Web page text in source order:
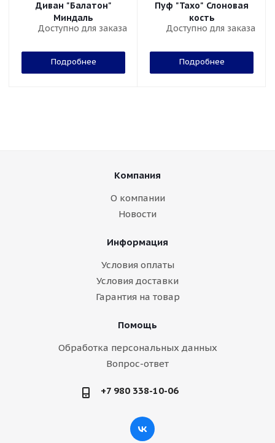
Диван "Балатон"
Миндаль
Доступно для заказа
Подробнее
Пуф "Тахо" Слоновая
кость
Доступно для заказа
Подробнее
Компания
О компании
Новости
Информация
Условия оплаты
Условия доставки
Гарантия на товар
Помощь
Обработка персональных данных
Вопрос-ответ
+7 980 338-10-06